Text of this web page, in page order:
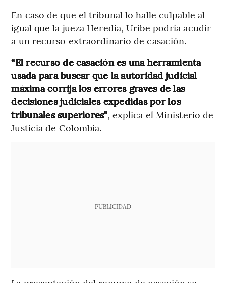
En caso de que el tribunal lo halle culpable al
igual que la jueza Heredia, Uribe podría acudir
a un recurso extraordinario de casación.
“​El recurso de casación es una herramienta
usada para buscar que la autoridad judicial
máxima corrija los errores graves de las
decisiones judiciales expedidas por los
tribunales superiores", explica el Ministerio de
Justicia de Colombia.
PUBLICIDAD